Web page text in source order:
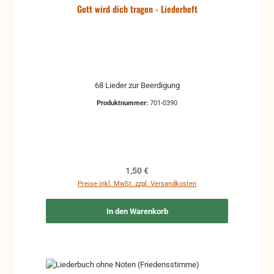
Gott wird dich tragen - Liederheft
68 Lieder zur Beerdigung
Produktnummer: 701-0390
Regulärer Preis:
1,50 €
Preise inkl. MwSt. zzgl. Versandkosten
In den Warenkorb